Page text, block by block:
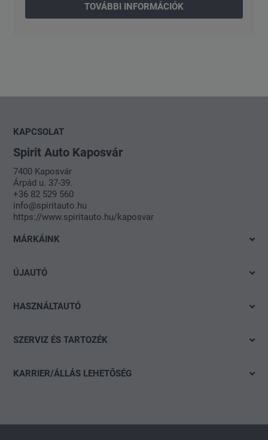
TOVÁBBI INFORMÁCIÓK
KAPCSOLAT
Spirit Auto Kaposvár
7400 Kaposvár
Árpád u. 37-39.
+36 82 529 560
info@spiritauto.hu
https://www.spiritauto.hu/kaposvar
MÁRKÁINK
Audi
CUPRA
ÚJAUTÓ
Ajánlatok és akciók
Konfigurálás
HASZNÁLTAUTÓ
Részletes keresés
SZERVIZ ÉS TARTOZÉK
Szervizidőpont-foglalás
KARRIER/ÁLLÁS LEHETŐSÉG